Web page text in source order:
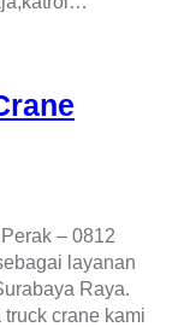
– 0812
layanan
Raya.
crane kami